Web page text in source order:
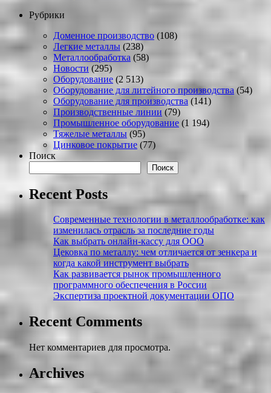
Рубрики
Доменное производство (108)
Легкие металлы (238)
Металлообработка (58)
Новости (295)
Оборудование (2 513)
Оборудование для литейного производства (54)
Оборудование для производства (141)
Производственные линии (79)
Промышленное оборудование (1 194)
Тяжелые металлы (95)
Цинковое покрытие (77)
Поиск
Поиск
Recent Posts
Современные технологии в металлообработке: как
изменилась отрасль за последние годы
Как выбрать онлайн-кассу для ООО
Цековка по металлу: чем отличается от зенкера и
когда какой инструмент выбрать
Как развивается рынок промышленного
программного обеспечения в России
Экспертиза проектной документации ОПО
Recent Comments
Нет комментариев для просмотра.
Archives